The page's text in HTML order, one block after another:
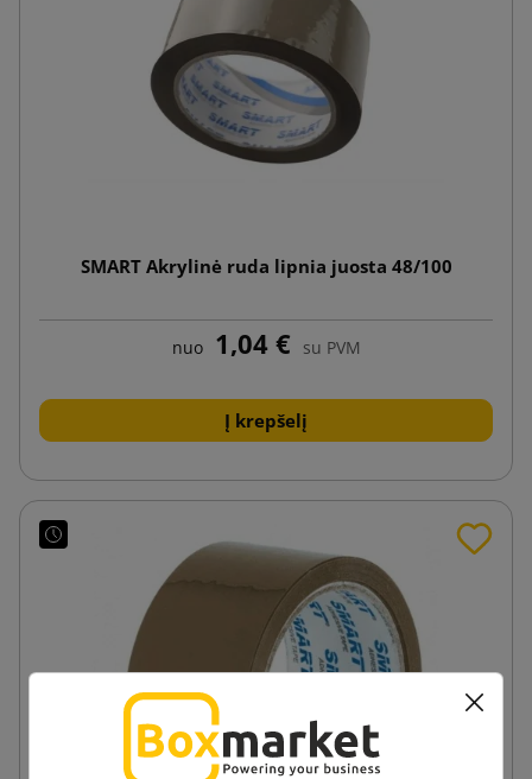
SMART Akrylinė ruda lipnia juosta 48/100
nuo 1,04 € su PVM
Į krepšelį